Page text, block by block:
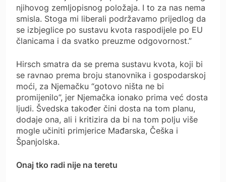
njihovog zemljopisnog položaja. I to za nas nema
smisla. Stoga mi liberali podržavamo prijedlog da
se izbjeglice po sustavu kvota raspodijele po EU
članicama i da svatko preuzme odgovornost.”
Hirsch smatra da se prema sustavu kvota, koji bi
se ravnao prema broju stanovnika i gospodarskoj
moći, za Njemačku “gotovo ništa ne bi
promijenilo”, jer Njemačka ionako prima već dosta
ljudi. Švedska također čini dosta na tom planu,
dodaje ona, ali i kritizira da bi na tom polju više
mogle učiniti primjerice Mađarska, Češka i
Španjolska.
Onaj tko radi nije na teretu